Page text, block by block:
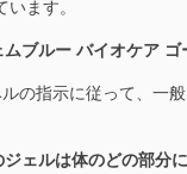
います。
ムブルー バイオケア
ルの指示に従って、一
ジェルは体のどの部分